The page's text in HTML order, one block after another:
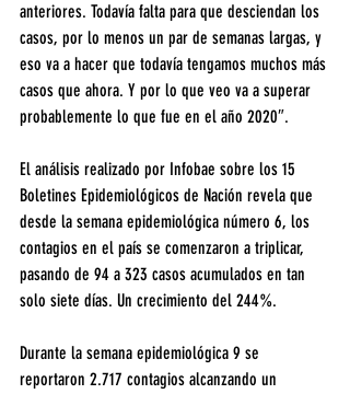
anteriores. Todavía falta para que desciendan los
casos, por lo menos un par de semanas largas, y
eso va a hacer que todavía tengamos muchos más
casos que ahora. Y por lo que veo va a superar
probablemente lo que fue en el año 2020″.
El análisis realizado por Infobae sobre los 15
Boletines Epidemiológicos de Nación revela que
desde la semana epidemiológica número 6, los
contagios en el país se comenzaron a triplicar,
pasando de 94 a 323 casos acumulados en tan
solo siete días. Un crecimiento del 244%.
Durante la semana epidemiológica 9 se
reportaron 2.717 contagios alcanzando un